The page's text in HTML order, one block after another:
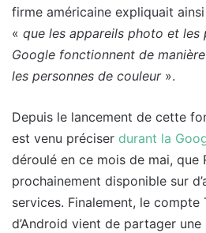
firme américaine expliquait
« que les appareils photo et les
Google fonctionnent de
les personnes de couleur».
Depuis le lancement de cette
est venu préciser durant la
déroulé en ce mois de mai, que
prochainement disponible sur
services. Finalement, le
d’Android vient de partager